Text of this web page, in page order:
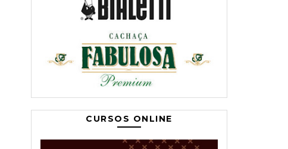
CURSOS ONLINE